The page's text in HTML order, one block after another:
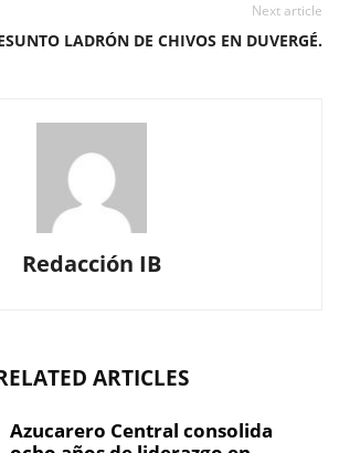
Next article
LADRÓN DE CHIVOS EN DUVERGÉ.
Redacción IB
ARTICLES
Azucarero Central consolida